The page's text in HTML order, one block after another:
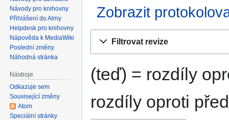
Zobrazit
Filtrovat revize
(teď) = rozdíly
rozdíly oproti
Návody pro knihovny
Přihlášení do Almy
Helpdesk pro knihovny
Nápověda k MediaWiki
Poslední změny
Náhodná stránka
Nástroje
Odkazuje sem
Související změny
Atom
Speciální stránky